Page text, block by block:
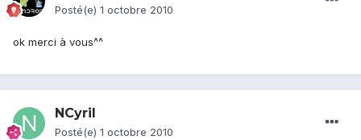
Posté(e) 1 octobre 2010
ok merci à vous^^
NCyril
Posté(e) 1 octobre 2010